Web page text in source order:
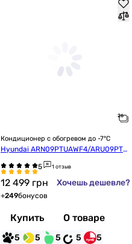
Кондиционер с обогревом до -7°C
Hyundai ARN09PTUAWF4/ARU09PTU
1 отзыв
12 499 грн Хочешь дешевле?
+249бонусов
Купить О товаре
5 5 5 5 5